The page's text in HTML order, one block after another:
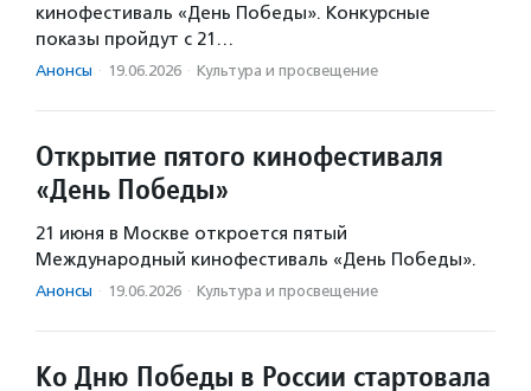
кинофестиваль «День Победы». Конкурсные
показы пройдут с 21…
Анонсы · 19.06.2026 · Культура и просвещение
Открытие пятого кинофестиваля
«День Победы»
21 июня в Москве откроется пятый
Международный кинофестиваль «День Победы».
Анонсы · 19.06.2026 · Культура и просвещение
Ко Дню Победы в России стартовала